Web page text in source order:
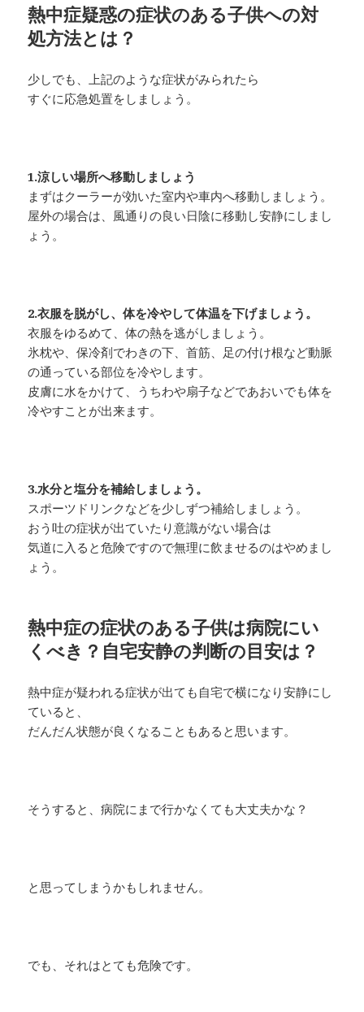
熱中症疑惑の症状のある子供への対
処方法とは？
少しでも、上記のような症状がみられたら
すぐに応急処置をしましょう。
1.涼しい場所へ移動しましょう
まずはクーラーが効いた室内や車内へ移動しましょう。
屋外の場合は、風通りの良い日陰に移動し安静にしまし
ょう。
2.衣服を脱がし、体を冷やして体温を下げましょう。
衣服をゆるめて、体の熱を逃がしましょう。
氷枕や、保冷剤でわきの下、首筋、足の付け根など動脈
の通っている部位を冷やします。
皮膚に水をかけて、うちわや扇子などであおいでも体を
冷やすことが出来ます。
3.水分と塩分を補給しましょう。
スポーツドリンクなどを少しずつ補給しましょう。
おう吐の症状が出ていたり意識がない場合は
気道に入ると危険ですので無理に飲ませるのはやめまし
ょう。
熱中症の症状のある子供は病院にい
くべき？自宅安静の判断の目安は？
熱中症が疑われる症状が出ても自宅で横になり安静にし
ていると、
だんだん状態が良くなることもあると思います。
そうすると、病院にまで行かなくても大丈夫かな？
と思ってしまうかもしれません。
でも、それはとても危険です。